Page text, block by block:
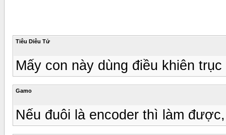
Tiêu Diêu Tử
Mấy con này dùng điều khiên
Gamo
Nếu đuôi là encoder thì làm